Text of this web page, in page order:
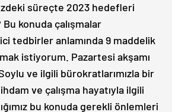
süreçte 2023 hedefleri
konuda çalışmalar
tedbirler anlamında 9 maddelik
istiyorum. Pazartesi akşamı
ve ilgili bürokratlarımızla bir
ve çalışma hayatıyla ilgili
bu konuda gerekli önlemleri